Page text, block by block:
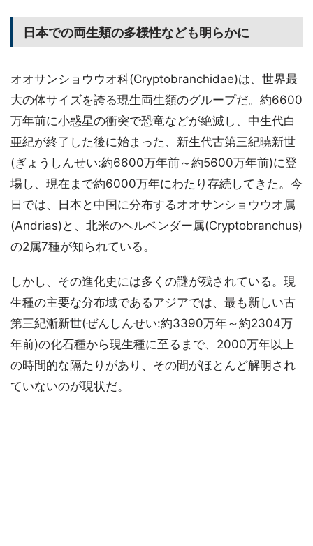
日本での両生類の多様性なども明らかに
オオサンショウウオ科(Cryptobranchidae)は、世界最
大の体サイズを誇る現生両生類のグループだ。約6600
万年前に小惑星の衝突で恐竜などが絶滅し、中生代白
亜紀が終了した後に始まった、新生代古第三紀暁新世
(ぎょうしんせい:約6600万年前～約5600万年前)に登
場し、現在まで約6000万年にわたり存続してきた。今
日では、日本と中国に分布するオオサンショウウオ属
(Andrias)と、北米のヘルベンダー属(Cryptobranchus)
の2属7種が知られている。
しかし、その進化史には多くの謎が残されている。現
生種の主要な分布域であるアジアでは、最も新しい古
第三紀漸新世(ぜんしんせい:約3390万年～約2304万
年前)の化石種から現生種に至るまで、2000万年以上
の時間的な隔たりがあり、その間がほとんど解明され
ていないのが現状だ。